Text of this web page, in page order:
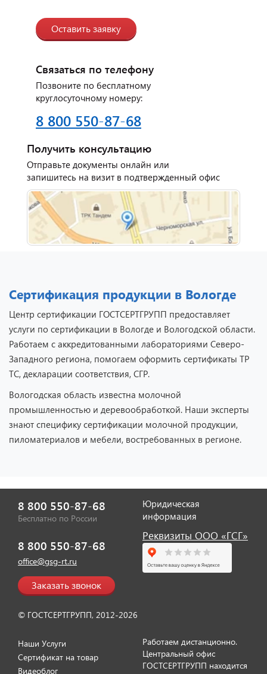
Отзыв от представителя
автосервиса "Ваш
Автомобиль".
Отзыв от представителя
кафе "Весна".
Отзыв от представителя ИП
"Диана Тенникова".
Оставить заявку
Связаться по телефону
Позвоните по бесплатному
круглосуточному номеру:
8 800 550-87-68
Получить консультацию
Отправьте документы онлайн или
запишитесь на визит в подтвержденный офис
Сертификация продукции в Вологде
Центр сертификации ГОСТСЕРТГРУПП предоставляет
услуги по сертификации в Вологде и Вологодской области.
Работаем с аккредитованными лабораториями Северо-
Западного региона, помогаем оформить сертификаты ТР
ТС, декларации соответствия, СГР.
Вологодская область известна молочной
промышленностью и деревообработкой. Наши эксперты
знают специфику сертификации молочной продукции,
пиломатериалов и мебели, востребованных в регионе.
8 800 550-87-68
Бесплатно по России
8 800 550-87-68
office@gsg-rt.ru
Заказать звонок
© ГОСТСЕРТГРУПП, 2012-2026
Юридическая
информация
Реквизиты ООО «ГСГ»
Наши Услуги
Сертификат на товар
Видеоблог
Работаем дистанционно.
Центральный офис
ГОСТСЕРТГРУПП находится